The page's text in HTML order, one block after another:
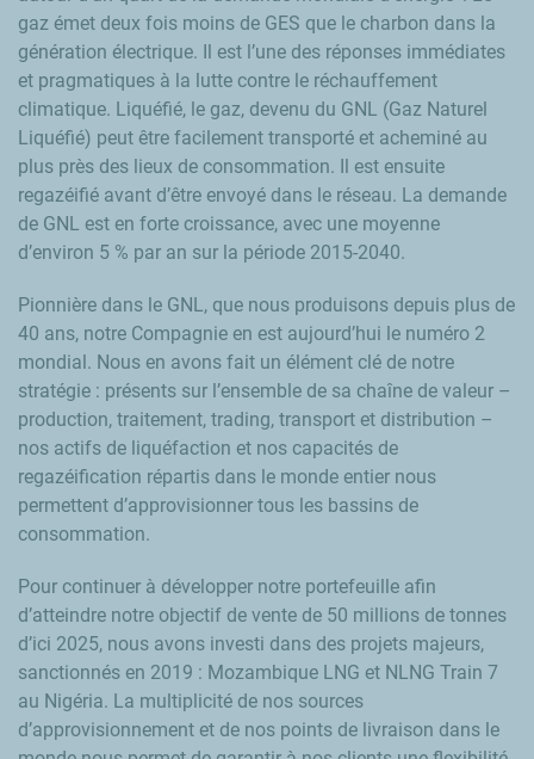
gaz émet deux fois moins de GES que le charbon dans la
génération électrique. Il est l’une des réponses immédiates
et pragmatiques à la lutte contre le réchauffement
climatique. Liquéfié, le gaz, devenu du GNL (Gaz Naturel
Liquéfié) peut être facilement transporté et acheminé au
plus près des lieux de consommation. Il est ensuite
regazéifié avant d’être envoyé dans le réseau. La demande
de GNL est en forte croissance, avec une moyenne
d’environ 5 % par an sur la période 2015-2040.
Pionnière dans le GNL, que nous produisons depuis plus de
40 ans, notre Compagnie en est aujourd’hui le numéro 2
mondial. Nous en avons fait un élément clé de notre
stratégie : présents sur l’ensemble de sa chaîne de valeur –
production, traitement, trading, transport et distribution –
nos actifs de liquéfaction et nos capacités de
regazéification répartis dans le monde entier nous
permettent d’approvisionner tous les bassins de
consommation.
Pour continuer à développer notre portefeuille afin
d’atteindre notre objectif de vente de 50 millions de tonnes
d’ici 2025, nous avons investi dans des projets majeurs,
sanctionnés en 2019 : Mozambique LNG et NLNG Train 7
au Nigéria. La multiplicité de nos sources
d’approvisionnement et de nos points de livraison dans le